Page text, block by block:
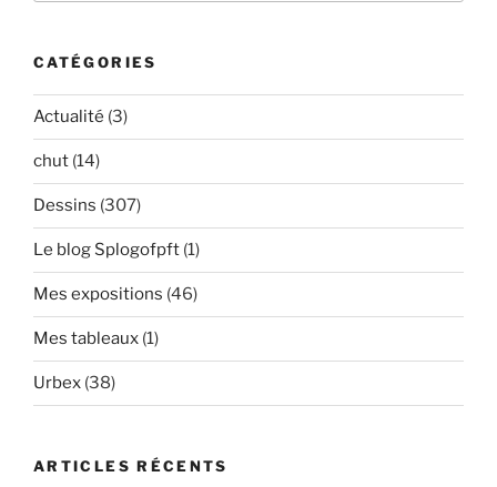
CATÉGORIES
Actualité (3)
chut (14)
Dessins (307)
Le blog Splogofpft (1)
Mes expositions (46)
Mes tableaux (1)
Urbex (38)
ARTICLES RÉCENTS